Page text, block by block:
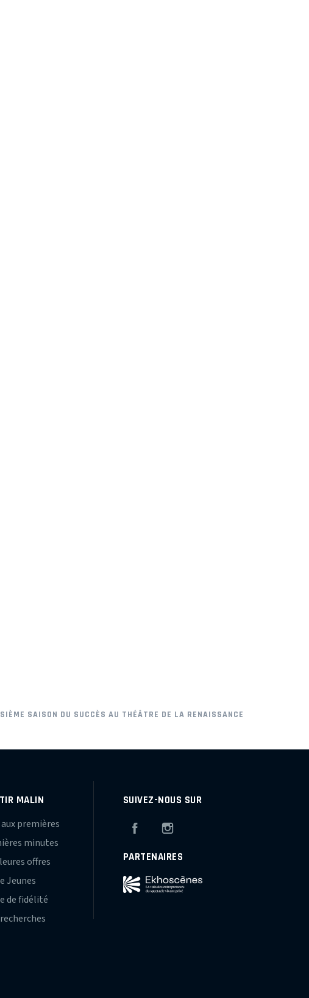
SAISON DU SUCCÈS AU THÉÂTRE DE LA RENAISSANCE
MALIN
premières
minutes
offres
Jeunes
de fidélité
SUIVEZ-NOUS SUR
Facebook
PARTENAIRES